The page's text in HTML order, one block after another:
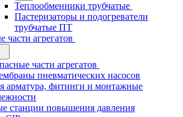
Теплообменники трубчатые
Пастеризаторы и подогреватели
трубчатые ПТ
части агрегатов
части агрегатов
пневматических насосов
арматура, фитинги и монтажные
станции повышения давления